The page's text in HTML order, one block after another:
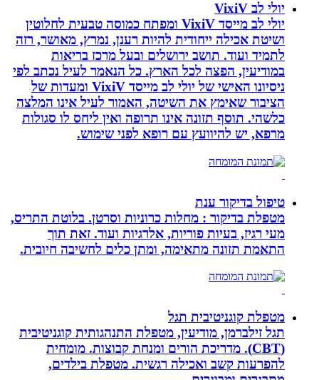
יולי לב VixiV
יולי לב מייסד VixiV ומפתח כמוסה טבעית לחלוטין
ושיטת אכילה ייחודית להיות רענן, נמרץ, מאושר, רזה
לתמיד ועוד. תושב ירושלים ובעל מרכז בריאות
במודיעין, הפצה לכל הארץ. כל הנאמר לעיל נכתב לפי
ניסיונו האישי של יולי לב מייסד VixiV ומעדות של
הציבור שאימץ את השיטה, האמור לעיל אינו המלצה
כלשהי. תוסף תזונה אינו תרופה ואין ליחס לו סגולות
מרפא, יש להיוועץ עם רופא לפני שימוש.
טיפול בדיקור ענת
מטפלת בדיקור : מחלות כרוניות וסרטן. בלוטת התריס,
מעי רגיז, בעיות פוריות, אלרגיות ועוד. זאת תוך
התאמת תזונה מתאימה, ומתן כלים לחשיבה חיובית.
מטפלת קוגניטיבית תגל
תגל זילברמן, מודיעין, מטפלת התנהגותית קוגניטיבית
(CBT). מדריכת הורים ומנחת קבוצות. מומחית
להפרעות קשב ואכילה רגשית. מטפלת בילדים,